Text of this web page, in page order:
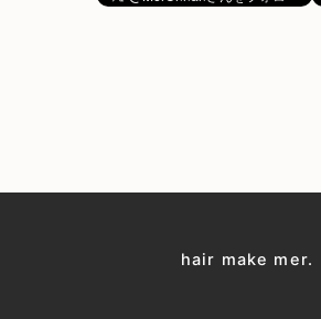
hair make mer.